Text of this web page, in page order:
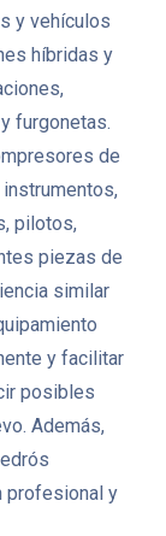
y vehículos
híbridas y
furgonetas.
de
pilotos,
piezas de
similar
y facilitar
posibles
Además,
profesional y